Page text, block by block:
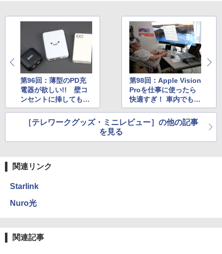
第96回：薄型のPD充
電器が欲しい!! 壁コ
ンセントに挿してもジ
ャマにならないUSB P
D充電器を探してみた
第98回：Apple Vision
Proを仕事に使ったら
快適すぎ！ 車内でもど
こでも大画面4Kディス
プレイで作業効率アッ
プ!!
［テレワークグッズ・ミニレビュー］の他の記事
を見る
関連リンク
Starlink
Nuro光
関連記事